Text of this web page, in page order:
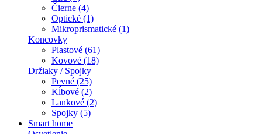
Čierne (4)
Optické (1)
Mikroprismatické (1)
Koncovky
Plastové (61)
Kovové (18)
Držiaky / Spojky
Pevné (25)
Kĺbové (2)
Lankové (2)
Spojky (5)
Smart home